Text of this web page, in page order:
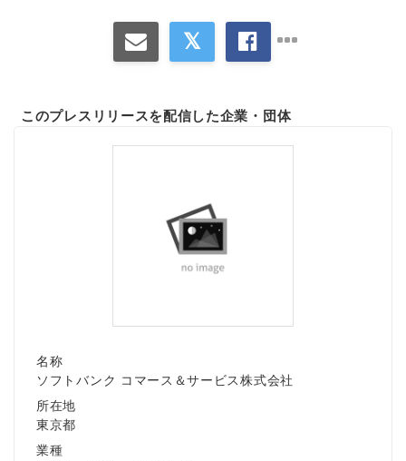
このプレスリリースを配信した企業・団体
名称
ソフトバンク コマース＆サービス株式会社
所在地
東京都
業種